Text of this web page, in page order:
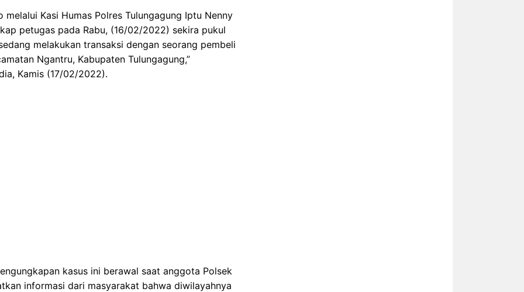
Kasi Humas Polres Tulungagung Iptu Nenny
petugas pada Rabu, (16/02/2022) sekira pukul
melakukan transaksi dengan seorang pembeli
Ngantru, Kabupaten Tulungagung,”
Kamis (17/02/2022).
kasus ini berawal saat anggota Polsek
informasi dari masyarakat bahwa diwilayahnya